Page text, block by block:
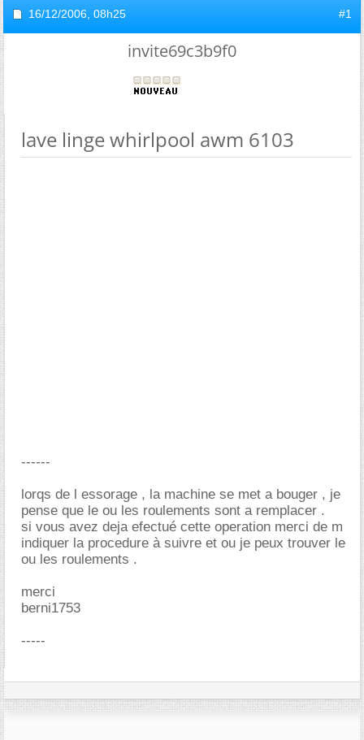
16/12/2006, 08h25 #1
invite69c3b9f0
lave linge whirlpool awm 6103
------
lorqs de l essorage , la machine se met a bouger , je
pense que le ou les roulements sont a remplacer .
si vous avez deja efectué cette operation merci de m
indiquer la procedure à suivre et ou je peux trouver le
ou les roulements .
merci
berni1753
-----